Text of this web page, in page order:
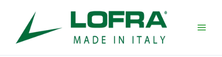
conteúdo